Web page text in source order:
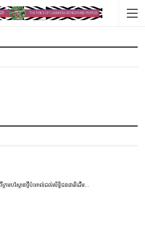
ក្រម​បរិស្ថាន​ថ្មី​ប៉ះពាល់​ដល់​សិទ្ធិ​ជនជាតិ​ដើម…